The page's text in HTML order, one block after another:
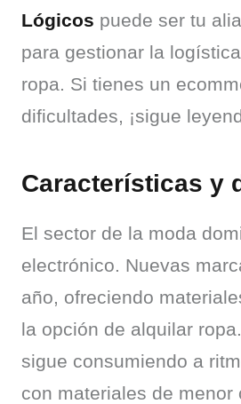
Lógicos puede ser tu
para gestionar la
ropa. Si tienes un
dificultades, ¡sigue
Características y
El sector de la moda
electrónico. Nuevas
año, ofreciendo
la opción de alquilar
sigue consumiendo a
con materiales de menor